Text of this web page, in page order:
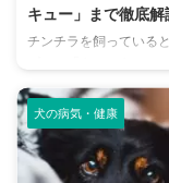
さらに、猫と飼い主さん
って快適な消臭グッズ
の情報を網羅的にご紹
今 ...
キュー」まで徹底解
チンチラを飼っている
まざまな鳴き声が聞こえ
とがありますよね。 チ
犬や猫のように鳴き声
現するため、その鳴き声
理解することは、愛チ
犬の病気・健康